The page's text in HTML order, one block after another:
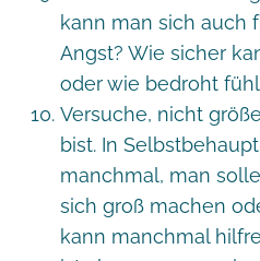
kann man sich auch
Angst? Wie sicher
oder wie bedroht
Versuche, nicht
bist. In
manchmal, man
sich groß machen
kann manchmal